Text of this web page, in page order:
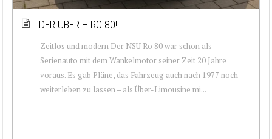
DER ÜBER – RO 80!
Zeitlos und modern Der NSU Ro 80 war schon als
Serienauto mit dem Wankelmotor seiner Zeit 20 Jahre
voraus. Es gab Pläne, das Fahrzeug auch nach 1977 noch
weiterleben zu lassen – als Über-Limousine mi...